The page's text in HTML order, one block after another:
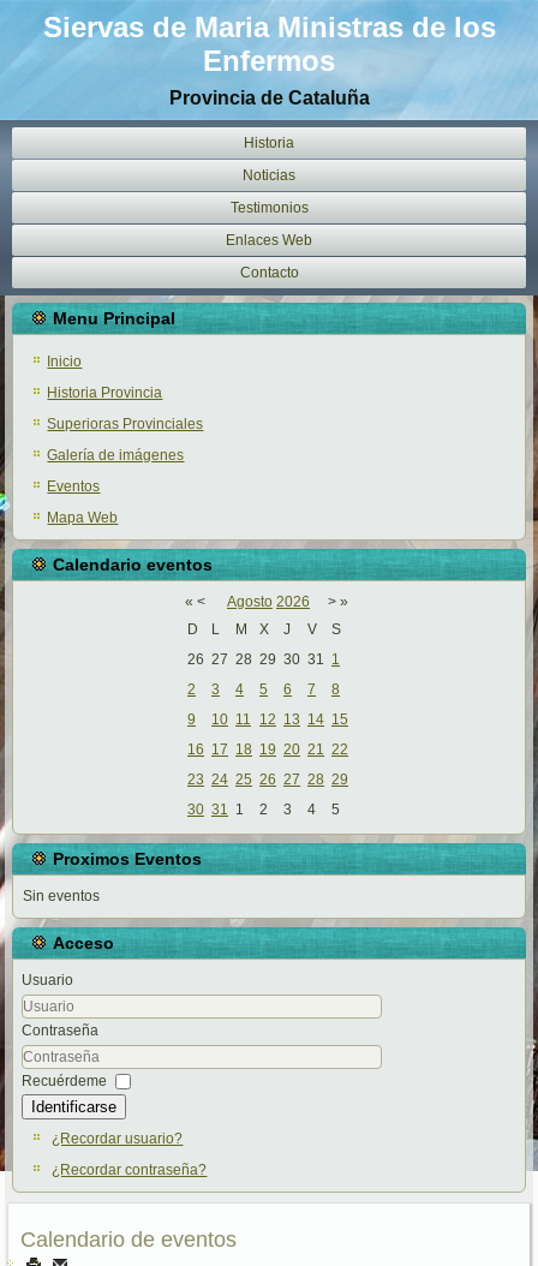
Siervas de Maria Ministras de los
Enfermos
Provincia de Cataluña
Historia
Noticias
Testimonios
Enlaces Web
Contacto
Menu Principal
Inicio
Historia Provincia
Superioras Provinciales
Galería de imágenes
Eventos
Mapa Web
Calendario eventos
« < Agosto 2026 > »
D
L M X J V
S
26 27 28 29 30 31 1
2
3 4 5 6 7
8
9
10 11 12 13 14 15
16 17 18 19 20 21 22
23 24 25 26 27 28 29
30 31 1 2 3 4 5
Proximos Eventos
Sin eventos
Acceso
Usuario
Contraseña
Recuérdeme
Identificarse
¿Recordar usuario?
¿Recordar contraseña?
Calendario de eventos